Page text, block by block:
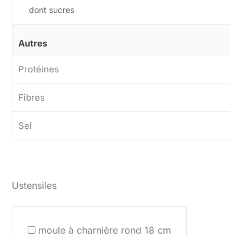
dont sucres
Autres
Protéines
Fibres
Sel
Ustensiles
moule à charnière rond 18 cm